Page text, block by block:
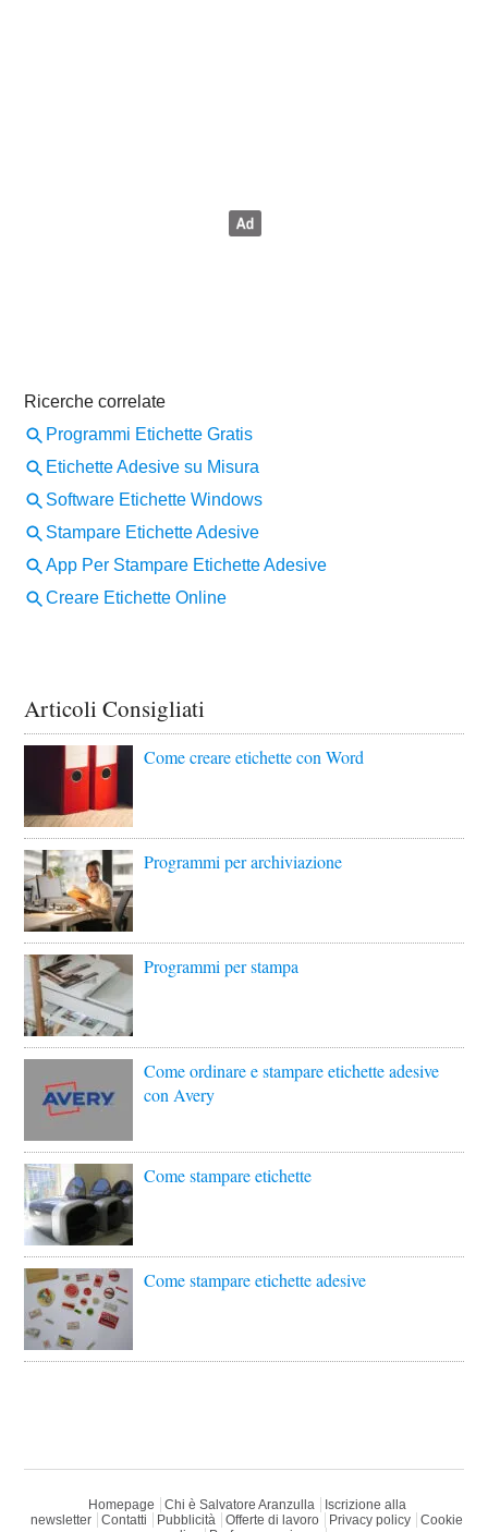
Articoli Consigliati
Come creare etichette con Word
Programmi per archiviazione
Programmi per stampa
Come ordinare e stampare etichette adesive
con Avery
Come stampare etichette
Come stampare etichette adesive
Homepage Chi è Salvatore Aranzulla
Iscrizione alla
newsletter
Contatti Pubblicità Offerte di lavoro Privacy policy
Cookie